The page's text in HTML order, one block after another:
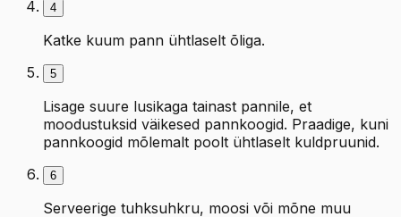
4
Katke kuum pann ühtlaselt õliga.
5
Lisage suure lusikaga tainast pannile, et
moodustuksid väikesed pannkoogid. Praadige, kuni
pannkoogid mõlemalt poolt ühtlaselt kuldpruunid.
6
Serveerige tuhksuhkru, moosi või mõne muu